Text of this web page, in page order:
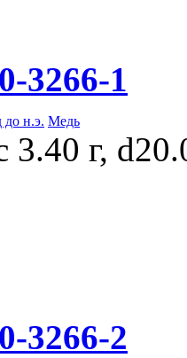
3266-1
н.э. Медь
3.40 г,
3266-2